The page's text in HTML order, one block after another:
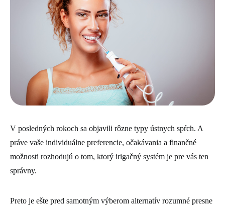
V posledných rokoch sa objavili rôzne typy ústnych spŕch. A
práve vaše individuálne preferencie, očakávania a finančné
možnosti rozhodujú o tom, ktorý irigačný systém je pre vás ten
správny.
Preto je ešte pred samotným výberom alternatív rozumné presne